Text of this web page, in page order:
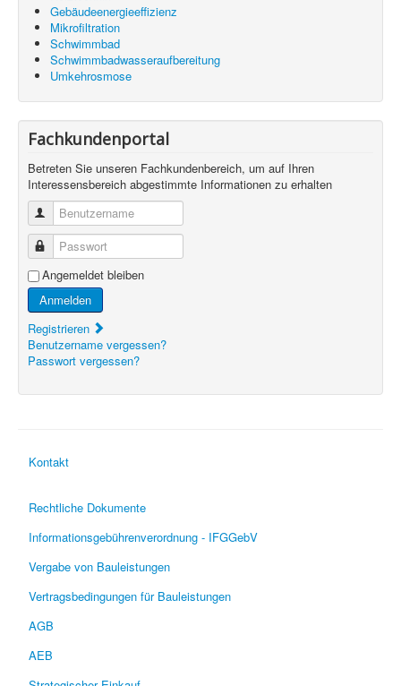
Gebäudeenergieeffizienz
Mikrofiltration
Schwimmbad
Schwimmbadwasseraufbereitung
Umkehrosmose
Fachkundenportal
Betreten Sie unseren Fachkundenbereich, um auf Ihren
Interessensbereich abgestimmte Informationen zu erhalten
Benutzername
Passwort
Angemeldet bleiben
Anmelden
Registrieren
Benutzername vergessen?
Passwort vergessen?
Kontakt
Rechtliche Dokumente
Informationsgebührenverordnung - IFGGebV
Vergabe von Bauleistungen
Vertragsbedingungen für Bauleistungen
AGB
AEB